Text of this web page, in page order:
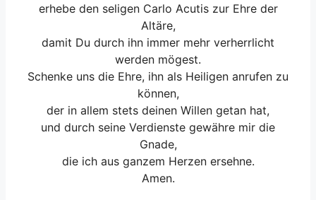
erhebe den seligen Carlo Acutis zur Ehre der
Altäre,
damit Du durch ihn immer mehr verherrlicht
werden mögest.
Schenke uns die Ehre, ihn als Heiligen anrufen zu
können,
der in allem stets deinen Willen getan hat,
und durch seine Verdienste gewähre mir die
Gnade,
die ich aus ganzem Herzen ersehne.
Amen.